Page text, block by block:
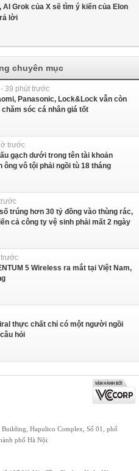
AI Grok của X sẽ tìm ý kiến của Elon
lời
chuyên mục
39 phút trước
Panasonic, Lock&Lock vẫn còn
chăm sóc cá nhân giá tốt
trước
gạch dưới trong tên tài khoản
vô tội phải ngồi tù 18 tháng
trúng hơn 30 tỷ đồng vào thùng rác,
cả công ty vệ sinh phải mất 2 ngày
5 Wireless ra mắt tại Việt Nam,
thực chất chỉ có một người ngồi
hỏi
Building, Hapulico Complex, Số 01, phố
phố Hà Nội